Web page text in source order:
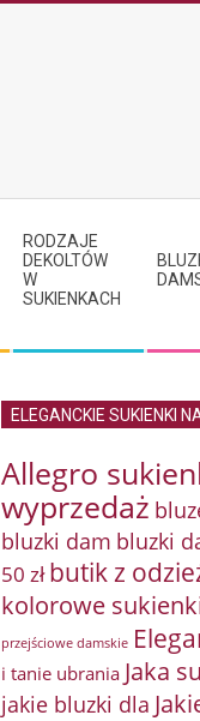
RODZAJE
DEKOLTÓW
W
SUKIENKACH
ELEGANCKIE SUKIENKI
Allegro
wyprzedaż
bluzki dam bluzki
50 zł butik z
kolorowe
przejściowe damskie
i tanie ubrania Jaka
jakie bluzki dla